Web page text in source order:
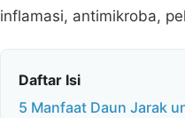
inflamasi, antimikroba,
Daftar Isi
5 Manfaat Daun Jarak